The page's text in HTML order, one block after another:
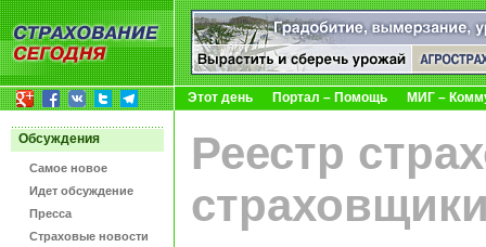
Этот день Портал – Помощь МИГ –
Обсуждения
Самое новое
Идет обсуждение
Пресса
Страховые новости
Реестр